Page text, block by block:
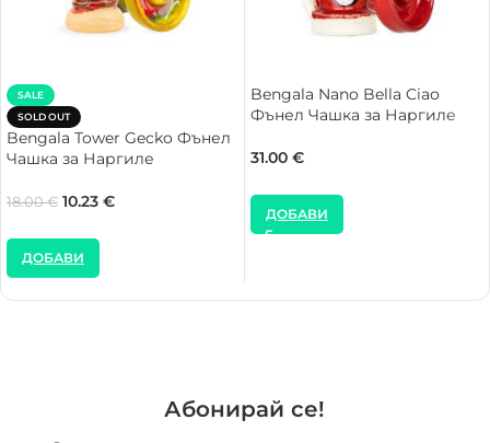
SALE
SOLD OUT
Bengala Tower Gecko Фънел
Чашка за Наргиле
18.00€ 10.23 €
ДОБАВИ
Bengala Nano Bella Ciao
Фънел Чашка за Наргиле
31.00 €
ДОБАВИ
Абонирай се!